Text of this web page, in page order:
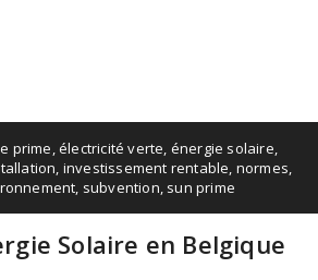
prime,électricité verte, énergie solaire,
, investissement rentable, normes,
, subvention, sun prime
Solaire en Belgique